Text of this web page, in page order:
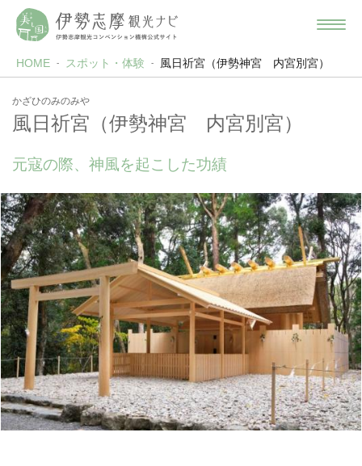
HOME スポット・体験 風日祈宮（伊勢神宮 内宮別宮）
かざひのみのみや
風日祈宮（伊勢神宮 内宮別宮）
元寇の際、神風を起こした功績